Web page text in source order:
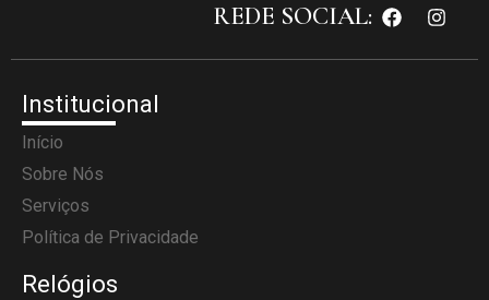
REDE SOCIAL:
Institucional
Início
Sobre Nós
Serviços
Política de Privacidade
Relógios